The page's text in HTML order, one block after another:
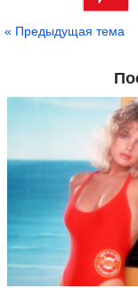
« Предыдущая тема